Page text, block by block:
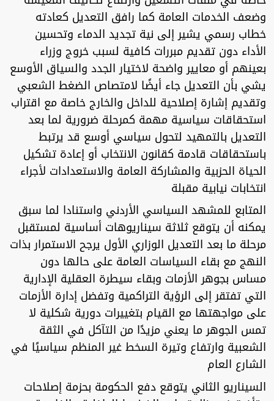
وضعف الخدمات العامة كما رافق التعديل كعادته
خطاب رسمي يشير إلى نية تجديد الدماء وتحسين
الأداء دون تقديم مبررات كافية لسبب خروج وزراء
بعينهم أو معايير واضحة لاختيار الجدد والسياق الأوسع
يشي بأن التعديل جاء أيضًا لامتصاص الضغط الشعبي
وتقديم إشارة إصلاحية للداخل والخارج خاصة مع اقتراب
استحقاقات سياسية مهمة كمرحلة ضرورية لما بعد
التعديل بالتمهيد لتحول سياسي أوسع قد يرتبط
باستحقاقات قادمة كقانون الانتخاب أو إعادة تشكيل
الحياة الحزبية والمشاركة العامة والاستعدادات لأجراء
انتخابات نيابية مقبلة
المتابع للمشهد السياسي الأردني واستنادا لما سبق
يمكنه أن يتوقع ثلاثة سيناريوهات أساسية لمستقبل
مرحلة ما بعد التعديل الوزاري الأول يرجح الاستمرار بذات
النهج مع بقاء السياسات العامة على حالها دون
مساس بجوهر الأزمات وبقاء سيطرة العقلية الإدارية
التي تفتقر إلى الرؤية التراكمية وتفضل إدارة الأزمات
على مواجهتها مع القيام بتغييرات دورية شكلية لا
تمس الجوهر ما يعني مزيدًا من التآكل في الثقة
الشعبية وارتفاع وتيرة السخط غير المنظم سياسيًا في
الشارع العام
السيناريو الثاني يتوقع دفع الحكومة بحزمة إصلاحات